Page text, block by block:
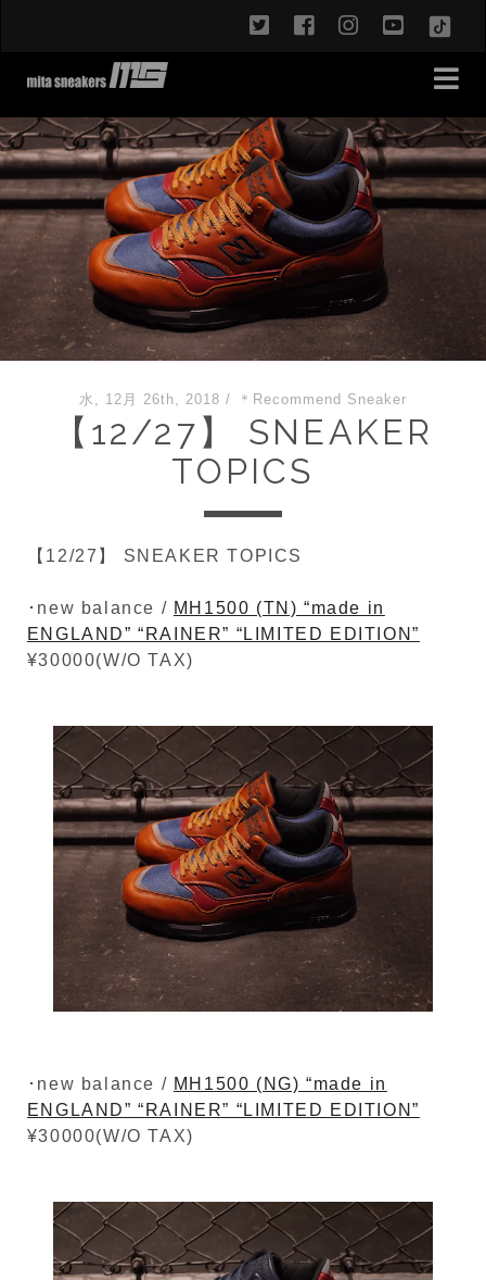
twitterfacebookinstagram
水, 12月 26th, 2018 / ＊Recommend Sneaker
【12/27】 SNEAKER
TOPICS
【12/27】 SNEAKER TOPICS
･new balance / MH1500 (TN) “made in
ENGLAND” “RAINER” “LIMITED EDITION”
¥30000(W/O TAX)
･new balance / MH1500 (NG) “made in
ENGLAND” “RAINER” “LIMITED EDITION”
¥30000(W/O TAX)